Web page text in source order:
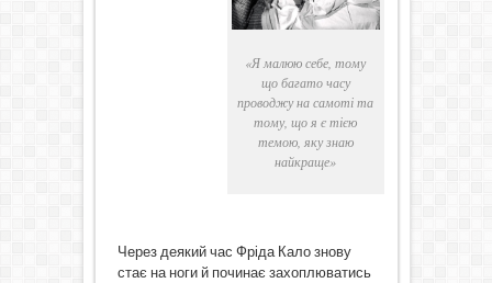
«Я малюю себе, тому
що багато часу
проводжу на самоті та
тому, що я є тією
темою, яку знаю
найкраще»
Через деякий час Фріда Кало знову
стає на ноги й починає захоплюватись